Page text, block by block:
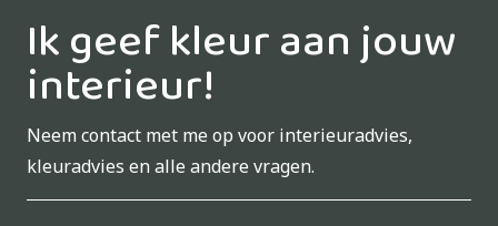
Ik geef kleur aan jouw
interieur!
Neem contact met me op voor interieuradvies,
kleuradvies en alle andere vragen.